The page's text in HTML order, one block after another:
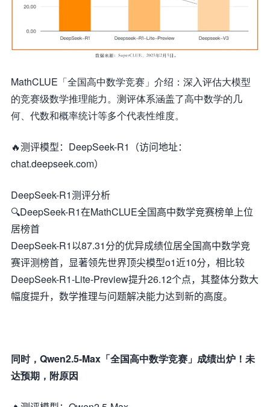
MathCLUE「全国高中数学竞赛」介绍：深入评估大模型
的竞赛级数学推理能力。测评体系涵盖了高中数学的几
何、代数和概率统计等多个代表性维度。
🔥测评模型：DeepSeek-R1（访问地址：
chat.deepseek.com）
DeepSeek-R1测评分析
🔍DeepSeek-R1在MathCLUE全国高中数学竞赛榜单上位
居榜首
DeepSeek-R1以87.31分的优异成绩位居全国高中数学竞
赛评测榜首，显著领先世界顶尖模型o1近10分，相比较
DeepSeek-R1-Lite-Preview提升26.12个点，其整体分数大
幅度提升，数学推理与问题解决能力达到新的高度。
同时，Qwen2.5-Max「全国高中数学竞赛」成绩出炉！未
达预期，附原因